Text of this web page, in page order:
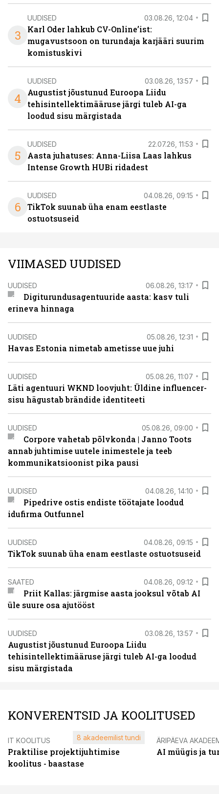
3
UUDISED 03.08.26, 12:04
Karl Oder lahkub CV-Online’ist:
mugavustsoon on turundaja karjääri suurim
komistuskivi
4
UUDISED 03.08.26, 13:57
Augustist jõustunud Euroopa Liidu
tehisintellektimääruse järgi tuleb AI-ga
loodud sisu märgistada
5
UUDISED 22.07.26, 11:53
Aasta juhatuses: Anna-Liisa Laas lahkus
Intense Growth HUBi ridadest
6
UUDISED 04.08.26, 09:15
TikTok suunab üha enam eestlaste
ostuotsuseid
VIIMASED UUDISED
UUDISED 06.08.26, 13:17
Digiturundusagentuuride aasta: kasv tuli
erineva hinnaga
UUDISED 05.08.26, 12:31
Havas Estonia nimetab ametisse uue juhi
UUDISED 05.08.26, 11:07
Läti agentuuri WKND loovjuht: Üldine influencer-
sisu hägustab brändide identiteeti
UUDISED 05.08.26, 09:00
Corpore vahetab põlvkonda | Janno Toots
annab juhtimise uutele inimestele ja teeb
kommunikatsioonist pika pausi
UUDISED 04.08.26, 14:10
Pipedrive ostis endiste töötajate loodud
idufirma Outfunnel
UUDISED 04.08.26, 09:15
TikTok suunab üha enam eestlaste ostuotsuseid
SAATED 04.08.26, 09:12
Priit Kallas: järgmise aasta jooksul võtab AI
üle suure osa ajutööst
UUDISED 03.08.26, 13:57
Augustist jõustunud Euroopa Liidu
tehisintellektimääruse järgi tuleb AI-ga loodud
sisu märgistada
KONVERENTSID JA KOOLITUSED
IT KOOLITUS
Praktilise projektijuhtimise
koolitus - baastase
8 akadeemilist tundi ÄRIPÄEVA
AI müügis ja